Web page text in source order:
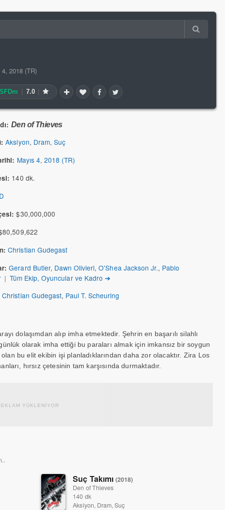
4, 2018 (TR)
7.0
Den of Thieves
Aksiyon, Dram, Suç
Mayıs 4, 2018 (TR)
140 dk.
$30,000,000
Christian Gudegast
Gerard Butler, Dawn Olivieri,O'Shea Jackson Jr., Pablo
| Tüm Ekip, Oyuncular ve Kadro ➔
Christian Gudegast, Paul T. Scheuring
dolaşımdan alıp imha etmektedir. Şehrin en başarılı silahlı
olarak imha ettiği bu paraları almak için imkansız bir soygun
bu elit ekibin işi planladıklarından daha zor olacaktır. Zira Los
hırsız çetesinin tam karşısında durmaktadır.
YÜKLENİYOR
Suç Takımı (2018)
Den of Thieves
140 dk
Aksiyon, Dram, Suç